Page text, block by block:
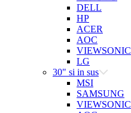
DELL
HP
ACER
AOC
VIEWSONIC
LG
30" si in sus
MSI
SAMSUNG
VIEWSONIC